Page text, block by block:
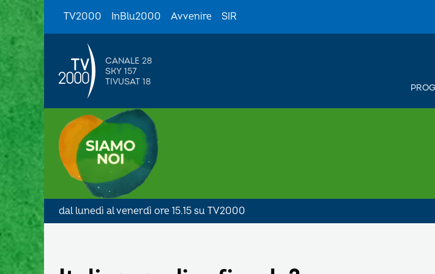
TV2000 InBlu2000 Avvenire SIR
CANALE 28
SKY 157
TIVUSAT 18
dal lunedì al venerdì ore 15.15 su TV2000